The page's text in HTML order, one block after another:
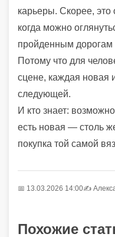
карьеры. Скорее,
когда можно
пройденным дорогам
Потому что для
сцене, каждая новая
следующей.
И кто знает:
есть новая — столь
покупка той самой
📅 13.03.2026 14:00✍️
Похожие